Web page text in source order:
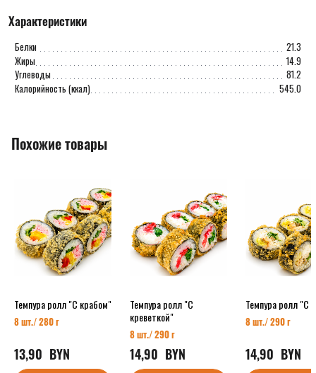
Характеристики
Белки
21.3
Жиры
14.9
Углеводы
81.2
Калорийность (ккал)
545.0
Похожие товары
Темпура ролл "С крабом"
8 шт./ 280 г
13,90
  BYN
Темпура ролл "С
креветкой"
8 шт./ 290 г
14,90
  BYN
Темпура ролл "С
8 шт./ 290 г
14,90
  BYN